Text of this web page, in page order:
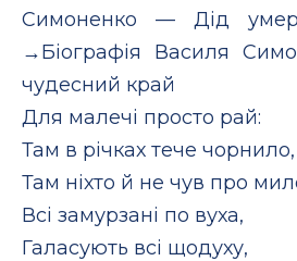
Симоненко — Дід
→Біографія Василя
чудесний край
Для малечі просто рай:
Там в річках тече чорнило,
Там ніхто й не чув про
Всі замурзані по вуха,
Галасують всі щодуху,